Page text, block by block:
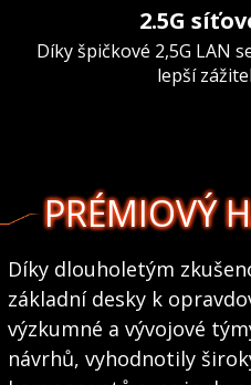
2.5G
Díky špičkové 2,5G LAN
lepší
PRÉMIOVÝ
Díky dlouholetým
základní desky k
výzkumné a vývojové
návrhů, vyhodnotily